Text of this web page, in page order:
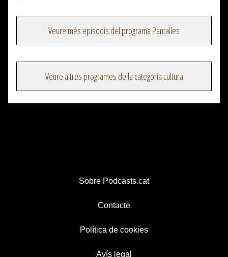
Veure més episodis del programa Pantalles
Veure altres programes de la categoria cultura
Sobre Podcasts.cat
Contacte
Política de cookies
Avís legal